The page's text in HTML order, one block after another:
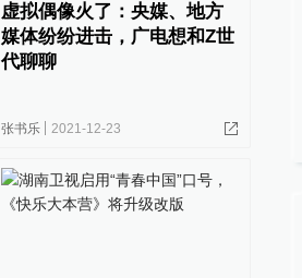
虚拟偶像火了：央媒、地方
媒体纷纷进击，广电想和Z世
代聊聊
张书乐 2021-12-23